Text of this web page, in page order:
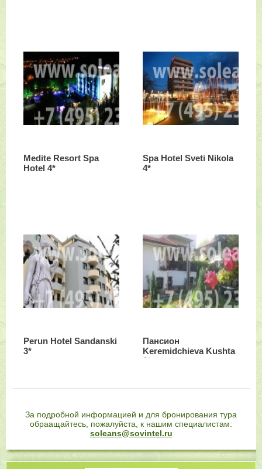
Medite Resort Spa
Hotel 4*
Spa Hotel Sveti Nikola
4*
Perun Hotel Sandanski
3*
Пансион
Keremidchieva Kushta
3*
За подробной информацией и для бронирования тура
обраащайтесь, пожалуйста, к нашим специалистам:
soleans@sovintel.ru